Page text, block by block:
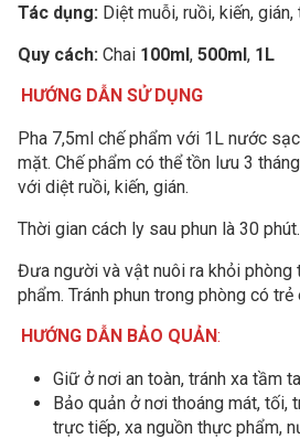
Tác dụng: Diệt muỗi, ruồi, kiến,
Quy cách: Chai 100ml, 500ml, 1L
HƯỚNG DẪN SỬ DỤNG
Pha 7,5ml chế phẩm với 1L nước
mặt. Chế phẩm có thể tồn lưu 3
với diệt ruồi, kiến, gián.
Thời gian cách ly sau phun là 30 phút.
Đưa người và vật nuôi ra khỏi phòng
phẩm. Tránh phun trong phòng có
HƯỚNG DẪN BẢO QUẢN:
Giữ ở nơi an toàn, tránh xa tầm
Bảo quản ở nơi thoáng mát, tối,
trực tiếp, xa nguồn thực phẩm,